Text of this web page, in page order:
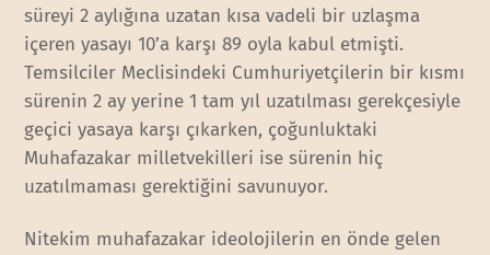
süreyi 2 aylığına uzatan kısa vadeli bir uzlaşma
içeren yasayı 10’a karşı 89 oyla kabul etmişti.
Temsilciler Meclisindeki Cumhuriyetçilerin bir kısmı
sürenin 2 ay yerine 1 tam yıl uzatılması gerekçesiyle
geçici yasaya karşı çıkarken, çoğunluktaki
Muhafazakar milletvekilleri ise sürenin hiç
uzatılmaması gerektiğini savunuyor.
Nitekim muhafazakar ideolojilerin en önde gelen